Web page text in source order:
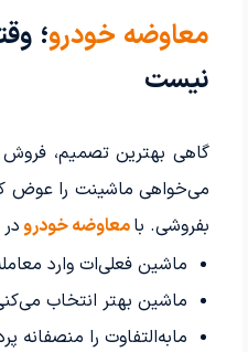
معاوضه خودرو؛
نیست
گاهی بهترین تصمیم،
می‌خواهی ماشینت را عوض
بفروشی. بامعاوضه خودرو
ماشین فعلی‌ات وارد
ماشین بهتر انتخاب
مابه‌التفاوت را منصفانه